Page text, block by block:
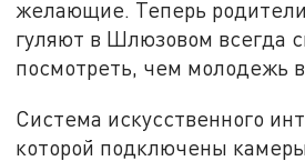
желающие. Теперь
гуляют в Шлюзовом всегда
посмотреть, чем молодежь
Система искусственного
которой подключены